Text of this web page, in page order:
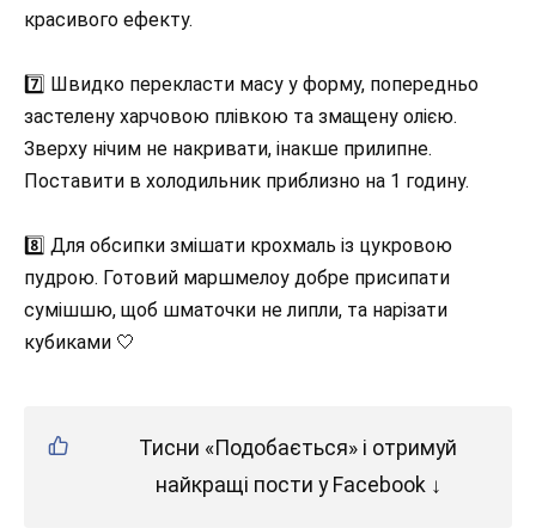
красивого ефекту.
7️⃣ Швидко перекласти масу у форму, попередньо
застелену харчовою плівкою та змащену олією.
Зверху нічим не накривати, інакше прилипне.
Поставити в холодильник приблизно на 1 годину.
8️⃣ Для обсипки змішати крохмаль із цукровою
пудрою. Готовий маршмелоу добре присипати
сумішшю, щоб шматочки не липли, та нарізати
кубиками 🤍
Тисни «Подобається» і отримуй
найкращі пости у Facebook ↓